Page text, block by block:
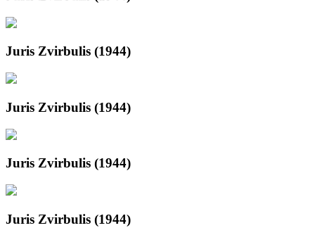
Juris Zvirbulis (1944)
Juris Zvirbulis (1944)
Juris Zvirbulis (1944)
Juris Zvirbulis (1944)